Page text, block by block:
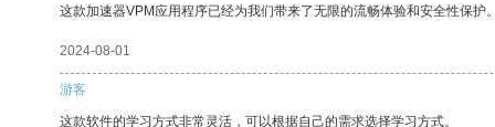
这款加速器VPM应用程序已经为我们带来了无限的流畅体验和安全性保护
2024-08-01
游客
这款软件的学习方式非常灵活，可以根据自己的需求选择学习方式。